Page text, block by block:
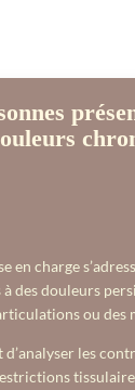
en charge
des douleurs
ou des
d’analyser les